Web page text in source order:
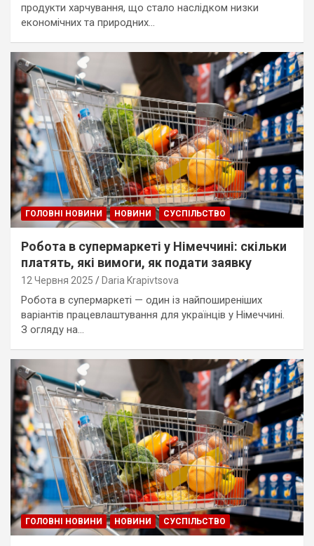
продукти харчування, що стало наслідком низки
економічних та природних…
ГОЛОВНІ НОВИНИ НОВИНИ СУСПІЛЬСТВО
Робота в супермаркеті у Німеччині: скільки
платять, які вимоги, як подати заявку
12 Червня 2025 Daria Krapivtsova
Робота в супермаркеті — один із найпоширеніших
варіантів працевлаштування для українців у Німеччині.
З огляду на…
ГОЛОВНІ НОВИНИ НОВИНИ СУСПІЛЬСТВО